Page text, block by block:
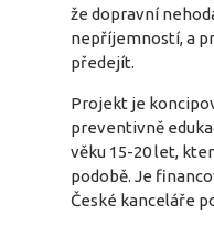
že dopravní
nepříjemností, a
předejít.
Projekt je
preventivně
věku 15-20 let,
podobě. Je
České kanceláře